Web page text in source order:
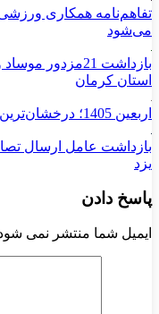
تفاهم‌نامه همکاری
می‌شود
استان کرمان
اربعین 1405؛ درخشان‌ترین و امن‌ترین دوره در تاریخ تردد زائران
بازداشت عامل ارسال
یزد
پاسخ دادن
ایمیل شما منتشر نمی